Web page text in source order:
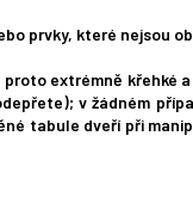
prvky, které nejsou
extrémně
v žádném
tabule dveří při